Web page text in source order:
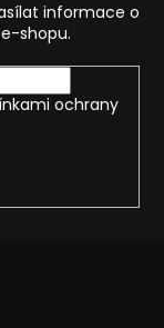
informace o
shopu.
ochrany